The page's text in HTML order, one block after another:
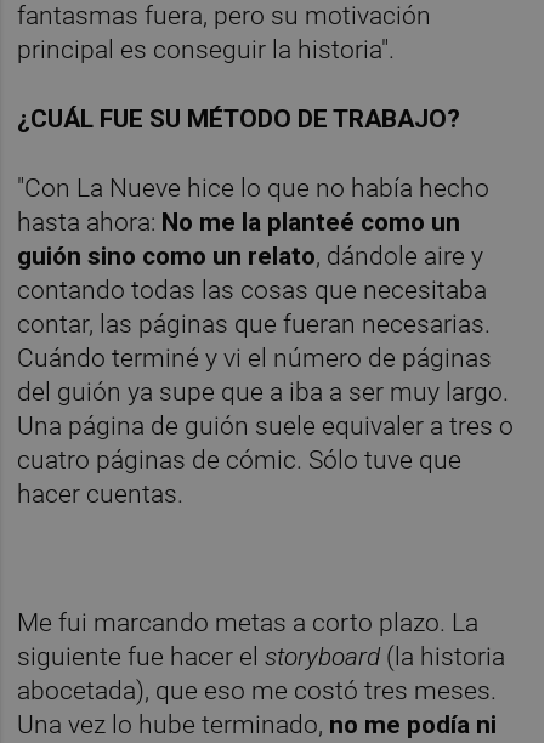
fantasmas fuera, pero su motivación
principal es conseguir la historia".
¿CUÁL FUE SU MÉTODO DE TRABAJO?
"Con La Nueve hice lo que no había hecho
hasta ahora: No me la planteé como un
guión sino como un relato, dándole aire y
contando todas las cosas que necesitaba
contar, las páginas que fueran necesarias.
Cuándo terminé y vi el número de páginas
del guión ya supe que a iba a ser muy largo.
Una página de guión suele equivaler a tres o
cuatro páginas de cómic. Sólo tuve que
hacer cuentas.
Me fui marcando metas a corto plazo. La
siguiente fue hacer elstoryboard(la historia
abocetada), que eso me costó tres meses.
Una vez lo hube terminado, no me podía ni